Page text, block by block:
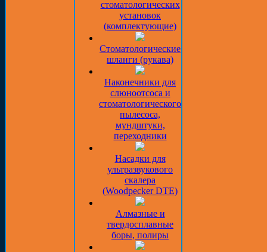
стоматологических
установок
(комплектующие)
Стоматологические
шланги (рукава)
Наконечники для
слюноотсоса и
стоматологического
пылесоса,
мундштуки,
переходники
Насадки для
ультразвукового
скалера
(Woodpecker DTE)
Алмазные и
твердосплавные
боры, полиры